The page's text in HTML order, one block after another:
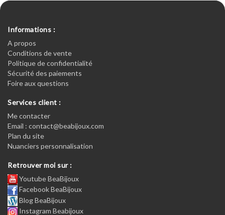
Informations :
A propos
Conditions de vente
Politique de confidentialité
Sécurité des paiements
Foire aux questions
Services client :
Me contacter
Email : contact@beabijoux.com
Plan du site
Nuanciers personnalisation
Retrouver moi sur :
Youtube BeaBijoux
Facebook BeaBijoux
Blog BeaBijoux
Instagram Beabijoux